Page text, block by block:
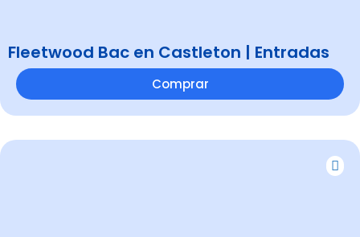
Fleetwood Bac en Castleton | Entradas
Comprar